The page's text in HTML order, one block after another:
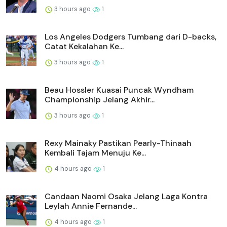
3 hours ago 1
Los Angeles Dodgers Tumbang dari D-backs,
Catat Kekalahan Ke...
3 hours ago 1
Beau Hossler Kuasai Puncak Wyndham
Championship Jelang Akhir...
3 hours ago 1
Rexy Mainaky Pastikan Pearly-Thinaah
Kembali Tajam Menuju Ke...
4 hours ago 1
Candaan Naomi Osaka Jelang Laga Kontra
Leylah Annie Fernande...
4 hours ago 1